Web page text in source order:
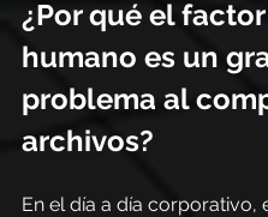
¿Por qué el factor
humano es un
problema al
archivos?
En el día a día corporativo,